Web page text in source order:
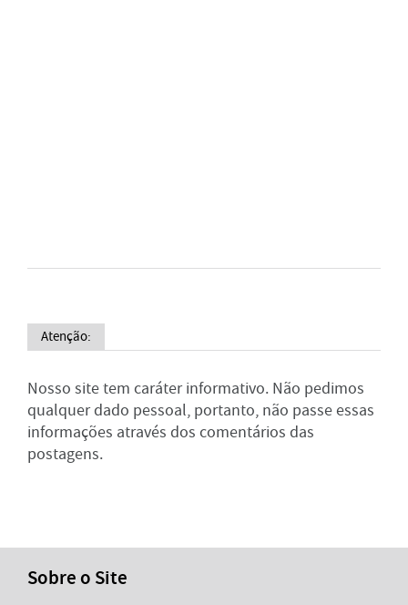
Atenção:
Nosso site tem caráter informativo. Não pedimos
qualquer dado pessoal, portanto, não passe essas
informações através dos comentários das
postagens.
Sobre o Site